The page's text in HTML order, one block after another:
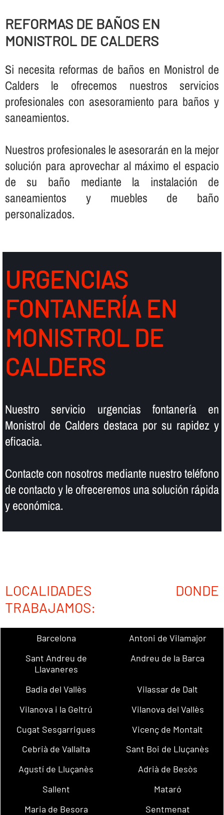
REFORMAS DE BAÑOS EN
MONISTROL DE CALDERS
Si necesita reformas de baños en Monistrol de
Calders le ofrecemos nuestros servicios
profesionales con asesoramiento para baños y
saneamientos.
Nuestros profesionales le asesorarán en la mejor
solución para aprovechar al máximo el espacio
de su baño mediante la instalación de
saneamientos y muebles de baño
personalizados.
URGENCIAS
FONTANERÍ­A EN
MONISTROL DE
CALDERS
Nuestro servicio urgencias fontanerí­a en
Monistrol de Calders destaca por su rapidez y
eficacia.
Contacte con nosotros mediante nuestro teléfono
de contacto y le ofreceremos una solución rápida
y económica.
LOCALIDADES DONDE
TRABAJAMOS:
Barcelona
Antoni de Vilamajor
Sant Andreu de
Llavaneres
Andreu de la Barca
Badia del Vallès
Vilassar de Dalt
Vilanova i la Geltrú
Vilanova del Vallès
Cugat Sesgarrigues
Vicenç de Montalt
Cebrià de Vallalta
Sant Boi de Lluçanès
Agustí de Lluçanès
Adrià de Besòs
Sallent
Mataró
Maria de Besora
Sentmenat